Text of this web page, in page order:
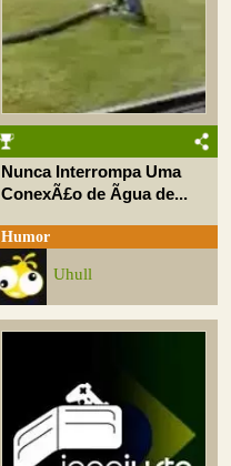
Nunca Interrompa Uma
ConexÃ£o de Ãgua de...
Humor
Uhull